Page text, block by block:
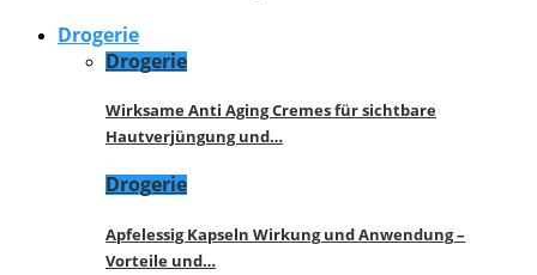
Drogerie
Drogerie
Wirksame Anti Aging Cremes für sichtbare
Hautverjüngung und…
Drogerie
Apfelessig Kapseln Wirkung und Anwendung –
Vorteile und…